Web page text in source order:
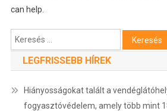
can help.
Keresés:
LEGFRISSEBB HÍREK
Hiányosságokat talált a
fogyasztóvédelem, amely több mint